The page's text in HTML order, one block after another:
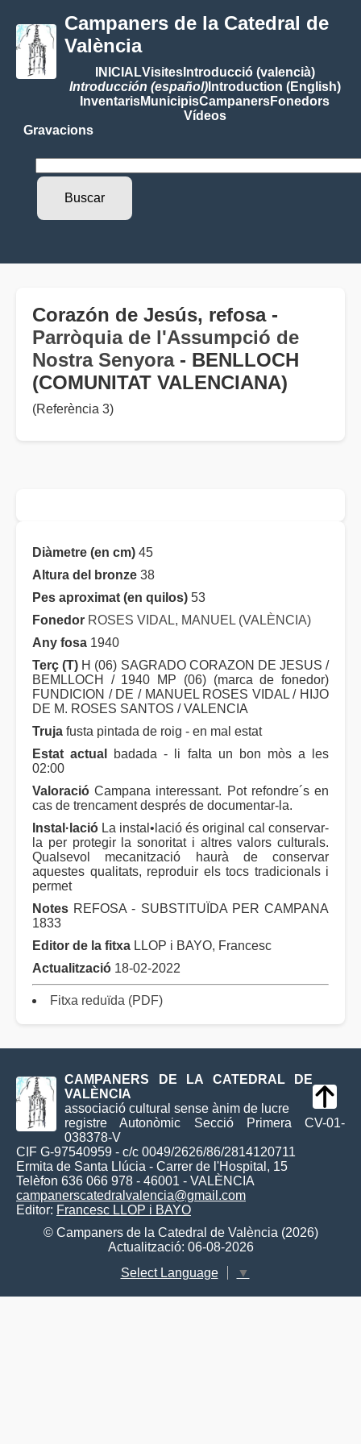
Campaners de la Catedral de
València
INICIALVisitesIntroducció (valencià)
Introducción (español)Introduction (English)
InventarisMunicipisCampanersFonedors
Vídeos
Gravacions
Corazón de Jesús, refosa -
Parròquia de l'Assumpció de
Nostra Senyora- BENLLOCH
(COMUNITAT VALENCIANA)
(Referència 3)
Diàmetre (en cm) 45
Altura del bronze 38
Pes aproximat (en quilos) 53
Fonedor ROSES VIDAL, MANUEL (VALÈNCIA)
Any fosa 1940
Terç (T) H (06) SAGRADO CORAZON DE JESUS /
BEMLLOCH / 1940 MP (06) (marca de fonedor)
FUNDICION / DE / MANUEL ROSES VIDAL / HIJO
DE M. ROSES SANTOS / VALENCIA
Truja fusta pintada de roig - en mal estat
Estat actual
badada - li falta un bon mòs a les
02:00
Valoració Campana interessant. Pot refondre´s en
cas de trencament després de documentar-la.
Instal·lació La instal•lació és original cal conservar-
la per protegir la sonoritat i altres valors culturals.
Qualsevol mecanització haurà de conservar
aquestes qualitats, reproduir els tocs tradicionals i
permet
Notes REFOSA - SUBSTITUÏDA PER CAMPANA
1833
Editor de la fitxa LLOP i BAYO, Francesc
Actualització 18-02-2022
Fitxa reduïda (PDF)
CAMPANERS DE LA CATEDRAL DE
VALÈNCIA
associació cultural sense ànim de lucre
registre Autonòmic Secció Primera CV-01-
038378-V
CIF G-97540959 - c/c 0049/2626/86/2814120711
Ermita de Santa Llúcia - Carrer de l'Hospital, 15
Telèfon 636 066 978 - 46001 - VALÈNCIA
campanerscatedralvalencia@gmail.com
Editor: Francesc LLOP i BAYO
© Campaners de la Catedral de València (2026)
Actualització: 06-08-2026
Select Language
▼